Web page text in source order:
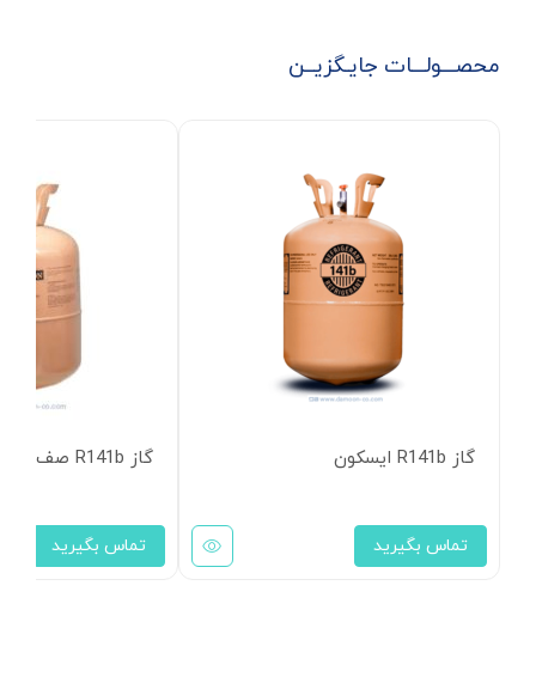
محصـــولـــات جایـگزیــن
گاز R141b ایسکون
تماس بگیرید
گاز R141b صف ایسکون
تماس بگیرید